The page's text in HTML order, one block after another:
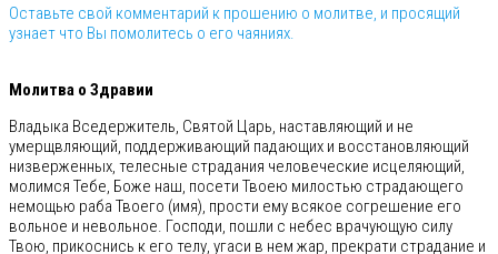
Оставьте свой комментарий к прошению о молитве, и просящий
узнает что Вы помолитесь о его чаяниях.
Молитва о Здравии
Владыка Вседержитель, Святой Царь, наставляющий и не
умерщвляющий, поддерживающий падающих и восстановляющий
низверженных, телесные страдания человеческие исцеляющий,
молимся Тебе, Боже наш, посети Твоею милостью страдающего
немощью раба Твоего (имя), прости ему всякое согрешение его
вольное и невольное. Господи, пошли с небес врачующую силу
Твою, прикоснись к его телу, угаси в нем жар, прекрати страдание и